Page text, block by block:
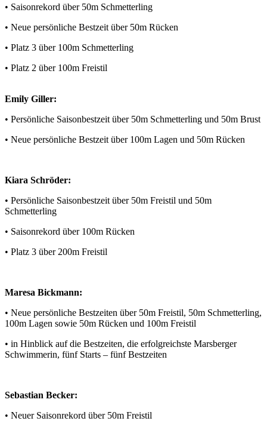
• Saisonrekord über 50m Schmetterling
• Neue persönliche Bestzeit über 50m Rücken
• Platz 3 über 100m Schmetterling
• Platz 2 über 100m Freistil
Emily Giller:
• Persönliche Saisonbestzeit über 50m Schmetterling und 50m Brust
• Neue persönliche Bestzeit über 100m Lagen und 50m Rücken
Kiara Schröder:
• Persönliche Saisonbestzeit über 50m Freistil und 50m
Schmetterling
• Saisonrekord über 100m Rücken
• Platz 3 über 200m Freistil
Maresa Bickmann:
• Neue persönliche Bestzeiten über 50m Freistil, 50m Schmetterling,
100m Lagen sowie 50m Rücken und 100m Freistil
• in Hinblick auf die Bestzeiten, die erfolgreichste Marsberger
Schwimmerin, fünf Starts – fünf Bestzeiten
Sebastian Becker:
• Neuer Saisonrekord über 50m Freistil